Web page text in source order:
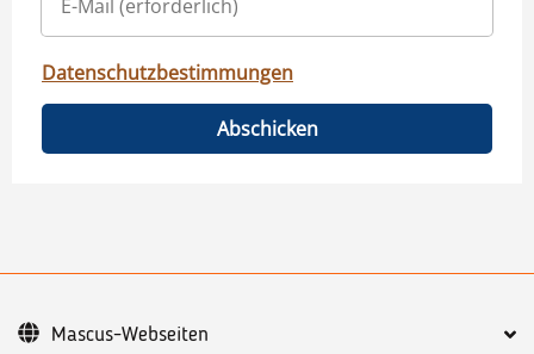
Datenschutzbestimmungen
Abschicken
Mascus-Webseiten